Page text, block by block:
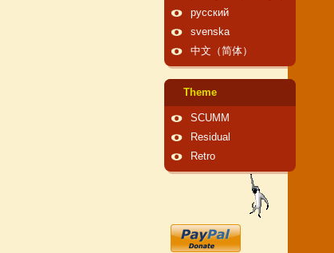
русский
svenska
中文（简体）
Theme
SCUMM
Residual
Retro